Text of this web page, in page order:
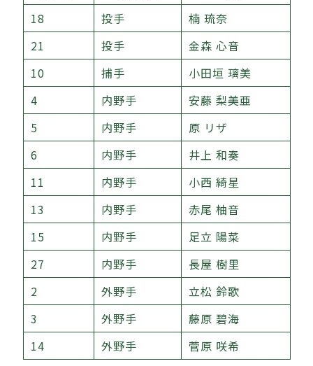
18
投手
楠 琉奈
21
投手
金森 心音
10
捕手
小田垣 璃美
4
内野手
安藤 梨美亜
5
内野手
原 リザ
6
内野手
井上 和奏
11
内野手
小西 綺星
13
内野手
赤尾 柚音
15
内野手
足立 陽菜
27
内野手
長屋 樹里
2
外野手
立松 鈴歌
3
外野手
藤原 碧海
14
外野手 菅原 咲希